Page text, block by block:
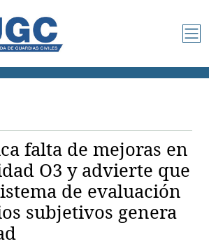
falta de mejoras en
O3 y advierte que
de evaluación
subjetivos genera